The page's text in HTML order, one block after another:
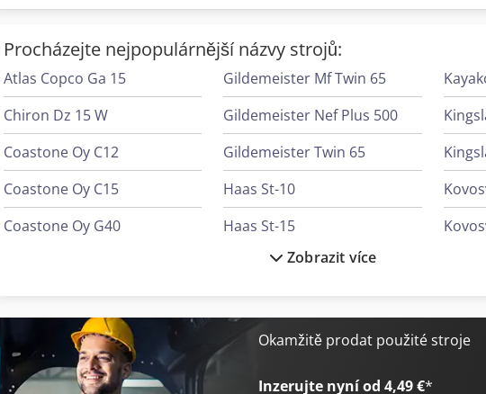
Procházejte nejpopulárnější názvy strojů:
Atlas Copco Ga 15
Chiron Dz 15 W
Coastone Oy C12
Coastone Oy C15
Coastone Oy G40
Gildemeister Ctx 500
Gildemeister Gac 42
Gildemeister Mf Twin 65
Gildemeister Nef Plus 500
Gildemeister Twin 65
Haas St-10
Haas St-15
Haas St-20
Kapema Bm 25
Zobrazit více
Okamžitě prodat použité stroje
Inzerujte nyní od 4,49 €*